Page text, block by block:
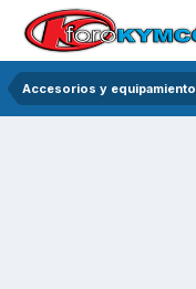
Accesorios y equipamiento